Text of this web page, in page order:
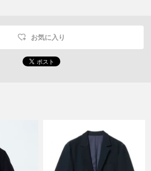
お気に入り